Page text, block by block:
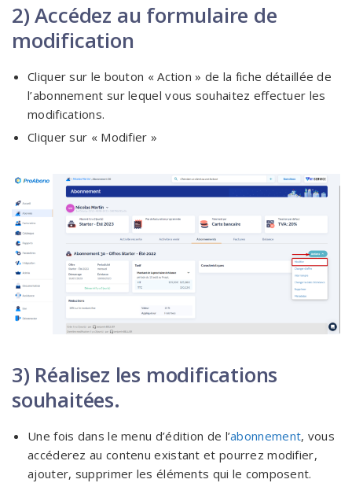
2) Accédez au formulaire de
modification
Cliquer sur le bouton « Action » de la fiche détaillée de
l’abonnement sur lequel vous souhaitez effectuer les
modifications.
Cliquer sur « Modifier »
3) Réalisez les modifications
souhaitées.
Une fois dans le menu d’édition de l’abonnement, vous
accéderez au contenu existant et pourrez modifier,
ajouter, supprimer les éléments qui le composent.